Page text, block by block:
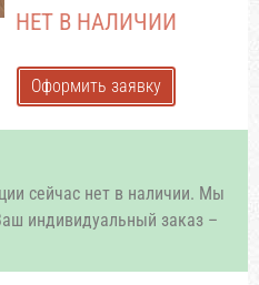
НЕТ В НАЛИЧИИ
Оформить заявку
сейчас нет в наличии. Мы
индивидуальный заказ –